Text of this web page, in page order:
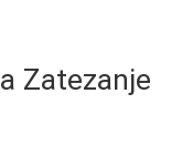
Zatezanje